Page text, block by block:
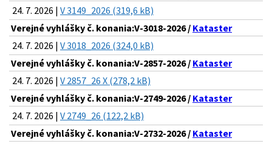
24. 7. 2026 | V 3149_2026 (319,6 kB)
Verejné vyhlášky č. konania:V-3018-2026 / Kataster
24. 7. 2026 | V 3018_2026 (324,0 kB)
Verejné vyhlášky č. konania:V-2857-2026 / Kataster
24. 7. 2026 | V 2857_26 X (278,2 kB)
Verejné vyhlášky č. konania:V-2749-2026 / Kataster
24. 7. 2026 | V 2749_26 (122,2 kB)
Verejné vyhlášky č. konania:V-2732-2026 / Kataster